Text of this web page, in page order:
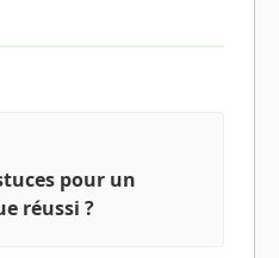
pour un
réussi ?